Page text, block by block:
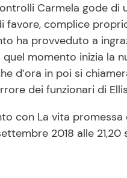
Carmela gode di
favore, complice
ha provveduto a
quel momento inizia la
d’ora in poi si
dei funzionari di
con La vita promessa
2018 alle 21,20